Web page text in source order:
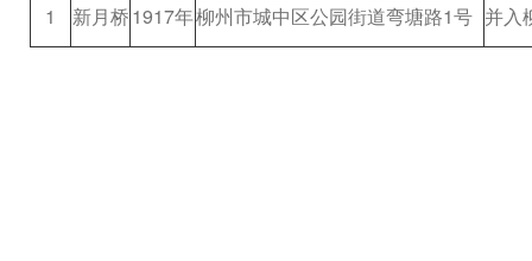
1
新月桥1917年柳州市城中区公园街道弯塘路1号 并入